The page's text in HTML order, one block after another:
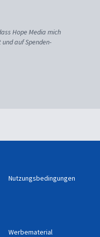
Hope Media mich
auf Spenden-
Nutzungsbedingungen
Werbematerial